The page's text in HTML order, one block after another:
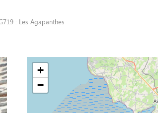
: Les Agapanthes
+
−